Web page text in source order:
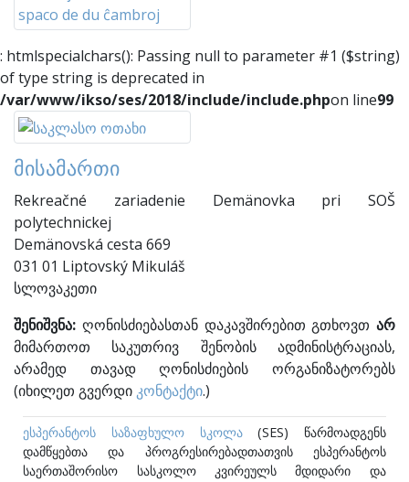
: htmlspecialchars(): Passing null to parameter #1 ($string)
of type string is deprecated in
/var/www/ikso/ses/2018/include/include.phpon line99
მისამართი
Rekreačné zariadenie Demänovka pri SOŠ
polytechnickej
Demänovská cesta 669
031 01 Liptovský Mikuláš
სლოვაკეთი
შენიშვნა: ღონისძიებასთან დაკავშირებით გთხოვთ არ
მიმართოთ საკუთრივ შენობის ადმინისტრაციას,
არამედ თავად ღონისძიების ორგანიზატორებს
(იხილეთ გვერდი კონტაქტი.)
ესპერანტოს საზაფხულო სკოლა(SES) წარმოადგენს
დამწყებთა და პროგრესირებადთათვის ესპერანტოს
საერთაშორისო სასკოლო კვირეულს მდიდარი და